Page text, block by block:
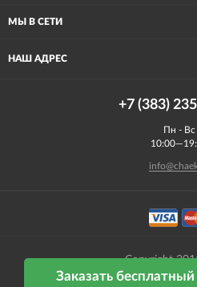
МЫ В СЕТИ
НАШ АДРЕС
+7 (383)
Пн - Вс
Copyright
Заказать